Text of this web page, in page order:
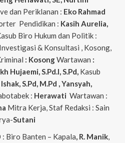
dan Periklanan : Eko Rahmad
Pendidikan : Kasih Aurelia,
Biro Hukum dan Politik :
& Konsultasi , Kosong,
: KosongWartawan :
Hujaemi, S.Pd.I, S.Pd, Kasub
Ishak, S.Pd, M.Pd , Yansyah,
: Herawati Wartawan :
Mitra Kerja, Staf Redaksi : Sain
Sutani
Biro Banten – Kapala, R. Manik,